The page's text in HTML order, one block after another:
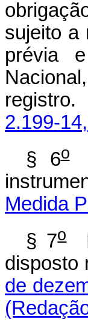
sujeito a
prévia
2.199-
§ 6o
Medida
§ 7o
disposto
de